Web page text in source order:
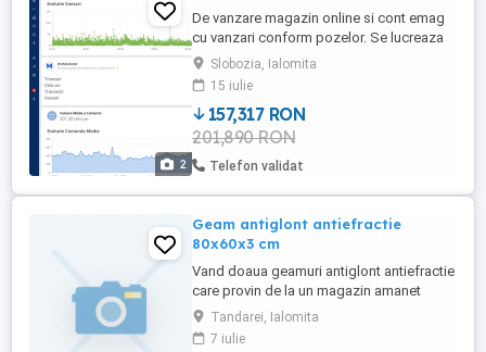
2
De vanzare magazin online si cont emag
cu vanzari conform pozelor. Se lucreaza
pe baza de stoc dar si in sistem
dropshipping. In pretul de vanzare este
inclus stocul de aproximativ 120.000 lei si
echipamentele necesare pentru
desfășurarea activității aproximativ 15.000
lei. Pentru mai multe detalii ...
Slobozia, Ialomita
15 iulie
157,317 RON
201,890 RON
Telefon validat
Geam antiglont antiefractie
80x60x3 cm
Vand doaua geamuri antiglont antiefractie
care provin de la un magazin amanet
exchange . Dimensiunile sunt 80x60x3 cm.
Tandarei, Ialomita
7 iulie